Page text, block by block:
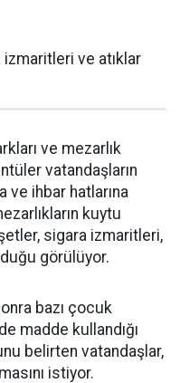
ve atıklar
ve mezarlık
vatandaşların
ihbar hatlarına
kuytu
sigara izmaritleri,
görülüyor.
bazı çocuk
madde kullandığı
belirten vatandaşlar,
istiyor.